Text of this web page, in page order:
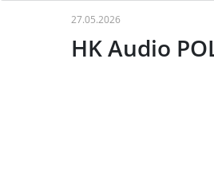
27.05.2026
HK Audio